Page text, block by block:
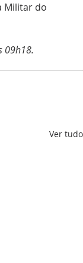
Militar do
09h18.
Ver tudo